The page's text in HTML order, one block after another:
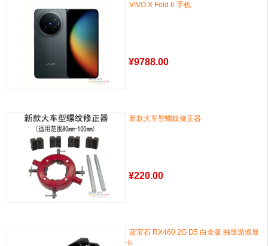
VIVO X Fold 6 手机
¥9788.00
新款大车型螺纹修正器
¥220.00
蓝宝石 RX460 2G D5 白金版 独显游戏显
卡